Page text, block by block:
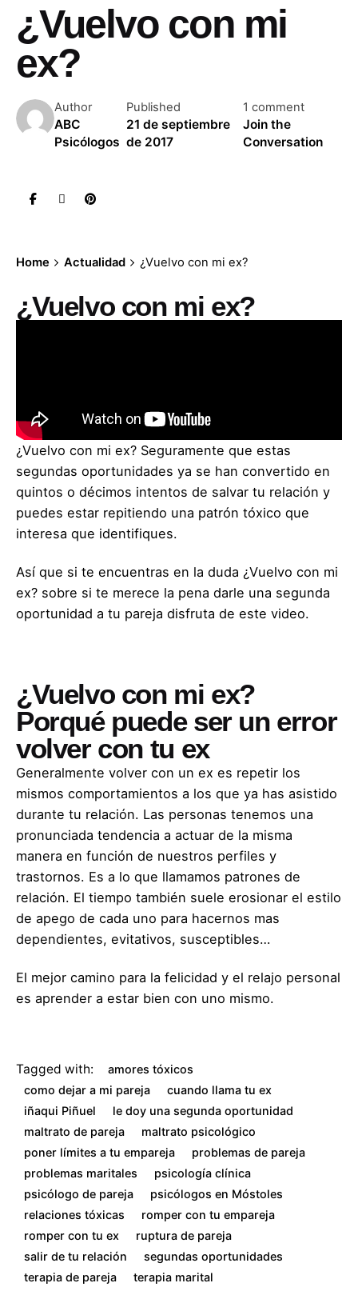
¿Vuelvo con mi
ex?
Author
ABC
Psicólogos
Published
21 de septiembre
de 2017
1 comment
Join the
Conversation
Home Actualidad ¿Vuelvo con mi ex?
¿Vuelvo con mi ex?
¿Vuelvo con mi ex? Seguramente que estas
segundas oportunidades ya se han convertido en
quintos o décimos intentos de salvar tu relación y
puedes estar repitiendo una patrón tóxico que
interesa que identifiques.
Así que si te encuentras en la duda ¿Vuelvo con mi
ex? sobre si te merece la pena darle una segunda
oportunidad a tu pareja disfruta de este video.
¿Vuelvo con mi ex?
Porqué puede ser un error
volver con tu ex
Generalmente volver con un ex es repetir los
mismos comportamientos a los que ya has asistido
durante tu relación. Las personas tenemos una
pronunciada tendencia a actuar de la misma
manera en función de nuestros perfiles y
trastornos. Es a lo que llamamos patrones de
relación. El tiempo también suele erosionar el estilo
de apego de cada uno para hacernos mas
dependientes, evitativos, susceptibles…
El mejor camino para la felicidad y el relajo personal
es aprender a estar bien con uno mismo.
Tagged with:
amores tóxicos
como dejar a mi pareja
cuando llama tu ex
iñaqui Piñuel
le doy una segunda oportunidad
maltrato de pareja
maltrato psicológico
poner límites a tu empareja
problemas de pareja
problemas maritales
psicología clínica
psicólogo de pareja
psicólogos en Móstoles
relaciones tóxicas
romper con tu empareja
romper con tu ex
ruptura de pareja
salir de tu relación
segundas oportunidades
terapia de pareja
terapia marital